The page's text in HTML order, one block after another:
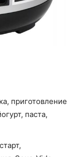
приготовление
паста,